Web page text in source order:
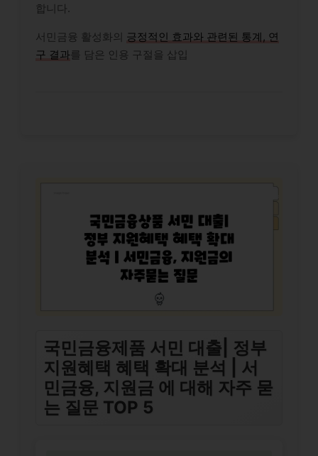
합니다.
서민금융 활성화의 긍정적인 효과와 관련된 통계, 연
구 결과를 담은 인용 구절을 삽입
국민금융제품 서민 대출| 정부
지원혜택 혜택 확대 분석 | 서
민금융, 지원금 에 대해 자주 묻
는 질문 TOP 5